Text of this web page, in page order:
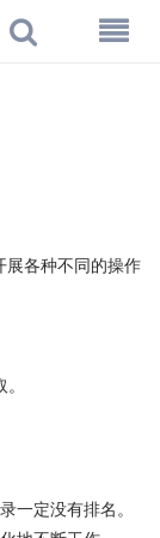
展各种不同的操作
一定没有排名。